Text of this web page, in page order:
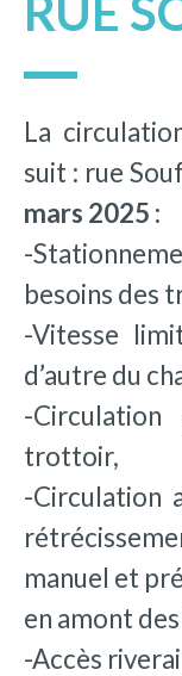
RUE
La
suit : rue
mars 2025 :
-
besoins des
-Vitesse
d’autre du
-
trottoir,
-Circulation
manuel et
en amont
-Accès